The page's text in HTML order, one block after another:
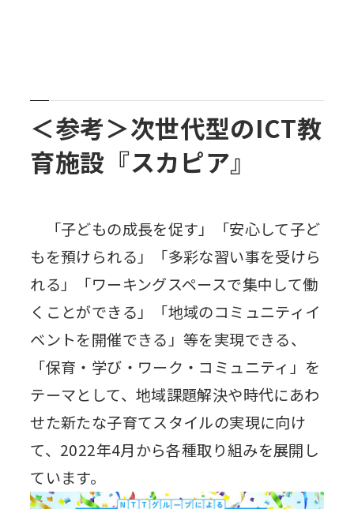
＜参考＞次世代型のICT教
育施設『スカピア』
「子どもの成長を促す」「安心して子ど
もを預けられる」「多彩な習い事を受けら
れる」「ワーキングスペースで集中して働
くことができる」「地域のコミュニティイ
ベントを開催できる」等を実現できる、
「保育・学び・ワーク・コミュニティ」を
テーマとして、地域課題解決や時代にあわ
せた新たな子育てスタイルの実現に向け
て、2022年4月から各種取り組みを展開し
ています。